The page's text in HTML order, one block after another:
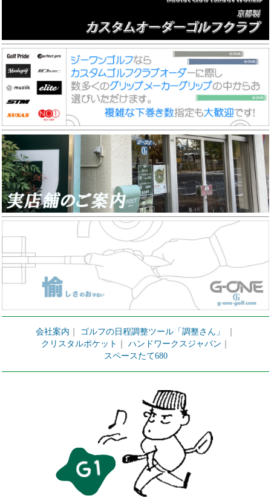
会社案内 ゴルフの日程調整ツール「調整さん」
クリスタルポケット
ハンドワークスジャパン
スペースたて680